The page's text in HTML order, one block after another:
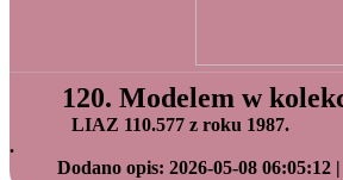
120. Modelem w
LIAZ 110.577 z roku 1987.
.
Dodano opis: 2026-05-08 06:05:12